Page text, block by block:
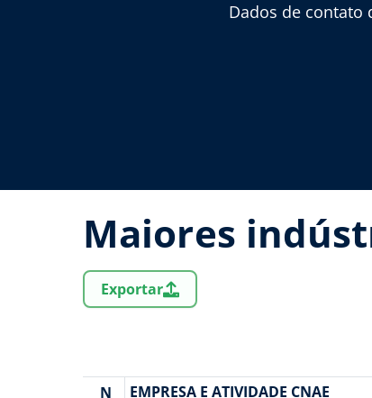
Dados de contato
Maiores
Exportar
N EMPRESA E ATIVIDADE CNAE